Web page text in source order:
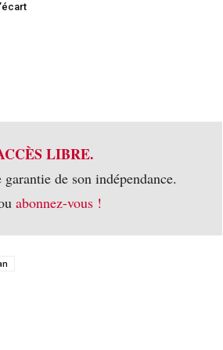
LIBRE.
de son indépendance.
abonnez-vous !